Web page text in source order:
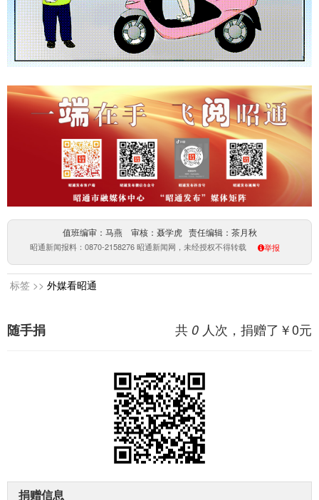
值班编审：马燕 审核：聂学虎 责任编辑：茶月秋
昭通新闻报料：0870-2158276 昭通新闻网，未经授权不得转载 举报
标签 >> 外媒看昭通
共 0 人次，捐赠了￥0元
随手捐
捐赠信息